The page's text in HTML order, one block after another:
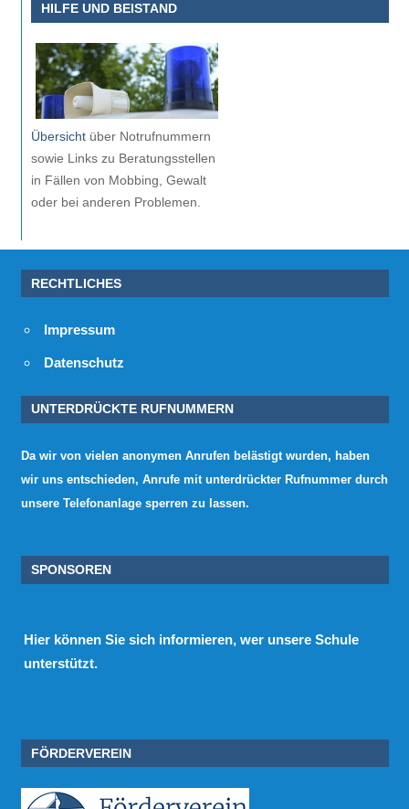
HILFE UND BEISTAND
Übersichtüber Notrufnummern
sowie Links zu Beratungsstellen
in Fällen von Mobbing, Gewalt
oder bei anderen Problemen.
RECHTLICHES
Impressum
Datenschutz
UNTERDRÜCKTE RUFNUMMERN
Da wir von vielen anonymen Anrufen belästigt wurden, haben
wir uns entschieden, Anrufe mit unterdrückter Rufnummer durch
unsere Telefonanlage sperren zu lassen.
SPONSOREN
Hier können Sie sich informieren, wer unsere Schule
unterstützt.
FÖRDERVEREIN